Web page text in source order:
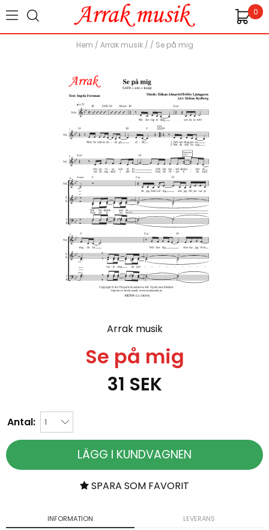
0
Hem / Arrak musik/ / Se på mig
Arrak musik
Se på mig
31 SEK
Antal:
LÄGG I KUNDVAGNEN
SPARA SOM FAVORIT
INFORMATION LEVERANS